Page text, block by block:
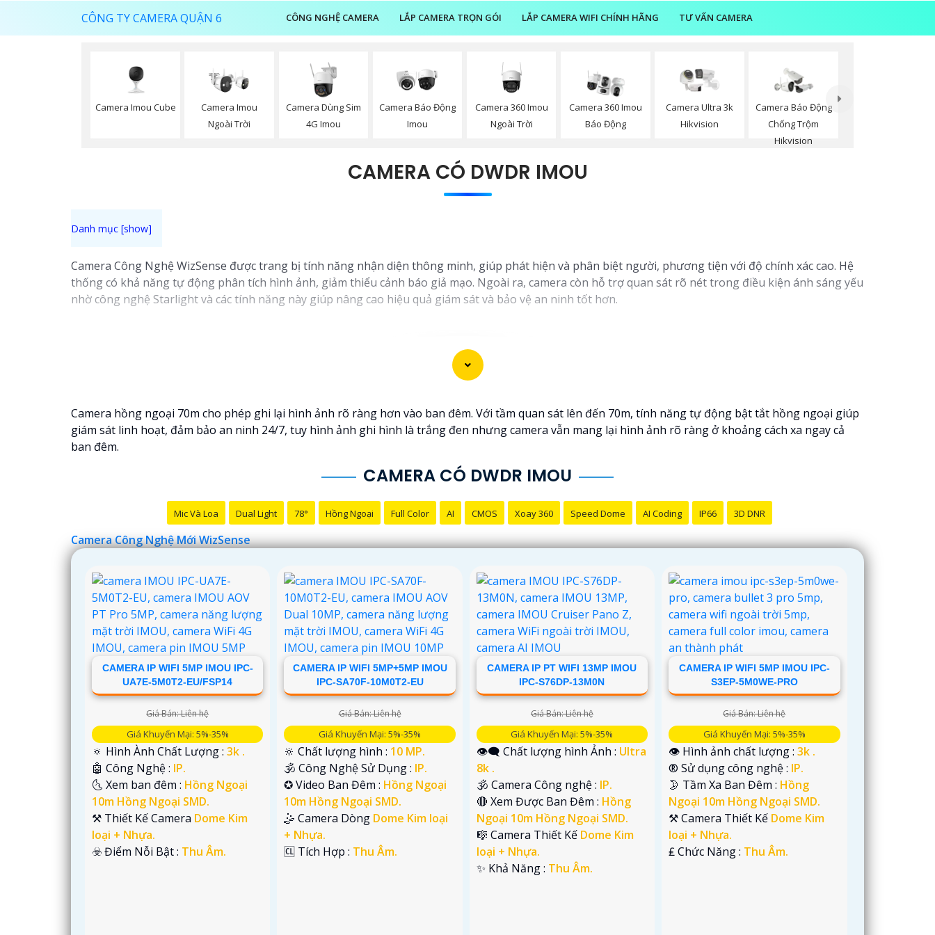
CÔNG TY CAMERA QUẬN 6 CÔNG NGHỆ CAMERA LẮP CAMERA TRỌN GÓI LẮP CAMERA WIFI CHÍNH HÃNG TƯ VẤN CAMERA
Camera Imou Cube
Camera Imou
Ngoài Trời
Camera Dùng Sim
4G Imou
Camera Báo Động
Imou
Camera 360 Imou
Ngoài Trời
Camera 360 Imou
Báo Động
Camera Ultra 3k
Hikvision
Camera Báo Động
Chống Trộm
Hikvision
CAMERA CÓ DWDR IMOU
Camera Công Nghệ WizSense được trang bị tính năng nhận diện thông minh, giúp phát hiện và phân biệt người, phương tiện với độ chính xác cao. Hệ
thống có khả năng tự động phân tích hình ảnh, giảm thiểu cảnh báo giả mạo. Ngoài ra, camera còn hỗ trợ quan sát rõ nét trong điều kiện ánh sáng yếu
nhờ công nghệ Starlight và các tính năng này giúp nâng cao hiệu quả giám sát và bảo vệ an ninh tốt hơn.
Camera hồng ngoại 70m cho phép ghi lại hình ảnh rõ ràng hơn vào ban đêm. Với tầm quan sát lên đến 70m, tính năng tự động bật tắt hồng ngoại giúp
giám sát linh hoạt, đảm bảo an ninh 24/7, tuy hình ảnh ghi hình là trắng đen nhưng camera vẫn mang lại hình ảnh rõ ràng ở khoảng cách xa ngay cả
ban đêm.
CAMERA CÓ DWDR IMOU
Mic Và Loa Dual Light 78° Hồng Ngoại Full Color AI CMOS Xoay 360 Speed Dome AI Coding IP66 3D DNR
Camera Công Nghệ Mới WizSense
CAMERA IP WIFI 5MP IMOU IPC-
UA7E-5M0T2-EU/FSP14
Giá Bán: Liên hệ
Giá Khuyến Mại: 5%-35%
🔅 Hình Ành Chất Lượng : 3k .
🤖️ Công Nghệ : IP.
🌜 Xem ban đêm : Hồng Ngoại
10m Hồng Ngoại SMD.
⚒ Thiết Kế Camera Dome Kim
loại + Nhựa.
️☣️ Điểm Nỗi Bật : Thu Âm.
CAMERA IP WIFI 5MP+5MP IMOU
IPC-SA70F-10M0T2-EU
Giá Bán: Liên hệ
Giá Khuyến Mại: 5%-35%
🔆 Chất lượng hình : 10 MP.
🕉️ Công Nghệ Sử Dụng : IP.
✪ Video Ban Đêm : Hồng Ngoại
10m Hồng Ngoại SMD.
🤹 Camera Dòng Dome Kim loại
+ Nhựa.
️🆑 Tích Hợp : Thu Âm.
CAMERA IP PT WIFI 13MP IMOU
IPC-S76DP-13M0N
Giá Bán: Liên hệ
Giá Khuyến Mại: 5%-35%
👁️‍🗨 Chất lượng hình Ảnh : Ultra
8k .
🕉️ Camera Công nghệ : IP.
🔴 Xem Được Ban Đêm : Hồng
Ngoại 10m Hồng Ngoại SMD.
🎼️ Camera Thiết Kế Dome Kim
loại + Nhựa.
️✨ Khả Năng : Thu Âm.
CAMERA IP WIFI 5MP IMOU IPC-
S3EP-5M0WE-PRO
Giá Bán: Liên hệ
Giá Khuyến Mại: 5%-35%
👁 Hình ảnh chất lượng :3k .
®️ Sử dụng công nghệ : IP.
🌛 Tầm Xa Ban Đêm : Hồng
Ngoại 10m Hồng Ngoại SMD.
⚒ Camera Thiết Kế Dome Kim
loại + Nhựa.
️₤ Chức Năng : Thu Âm.